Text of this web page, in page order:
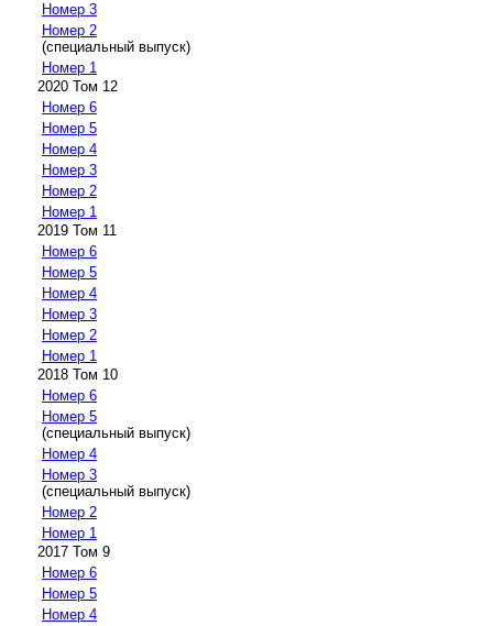
Номер 3
Номер 2
(специальный выпуск)
Номер 1
2020 Том 12
Номер 6
Номер 5
Номер 4
Номер 3
Номер 2
Номер 1
2019 Том 11
Номер 6
Номер 5
Номер 4
Номер 3
Номер 2
Номер 1
2018 Том 10
Номер 6
Номер 5
(специальный выпуск)
Номер 4
Номер 3
(специальный выпуск)
Номер 2
Номер 1
2017 Том 9
Номер 6
Номер 5
Номер 4